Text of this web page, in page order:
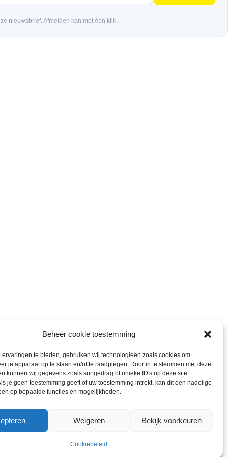
Beheer cookie toestemming
ervaringen te bieden, gebruiken wij technologieën zoals cookies om
je apparaat op te slaan en/of te raadplegen. Door in te stemmen met deze
kunnen wij gegevens zoals surfgedrag of unieke ID's op deze site
je geen toestemming geeft of uw toestemming intrekt, kan dit een nadelige
op bepaalde functies en mogelijkheden.
Weigeren Bekijk voorkeuren
Cookiebeleid
nieuwsbrief. Afmelden kan met één klik.
gebruik van cookies.